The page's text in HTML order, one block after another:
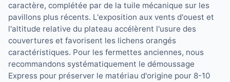
caractère, complétée par de la tuile mécanique sur les
pavillons plus récents. L'exposition aux vents d'ouest et
l'altitude relative du plateau accélèrent l'usure des
couvertures et favorisent les lichens orangés
caractéristiques. Pour les fermettes anciennes, nous
recommandons systématiquement le démoussage
Express pour préserver le matériau d'origine pour 8-10